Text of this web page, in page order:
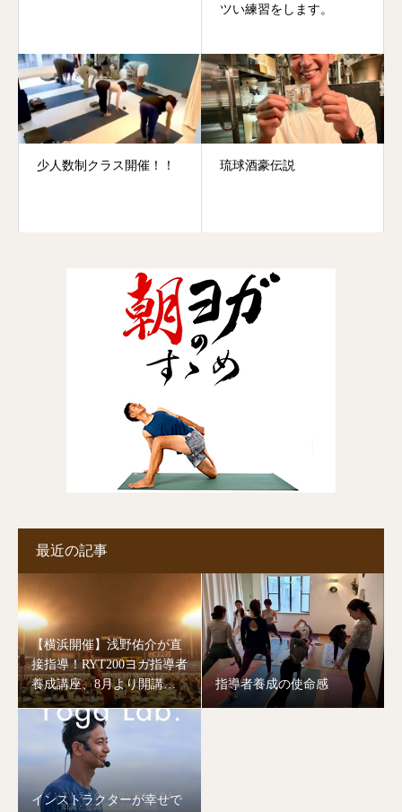
ツい練習をします。
少人数制クラス開催！！ 琉球酒豪伝説
最近の記事
【横浜開催】浅野佑介が直
接指導！RYT200ヨガ指導者
養成講座、8月より開講し
ます。
指導者養成の使命感
インストラクターが幸せで